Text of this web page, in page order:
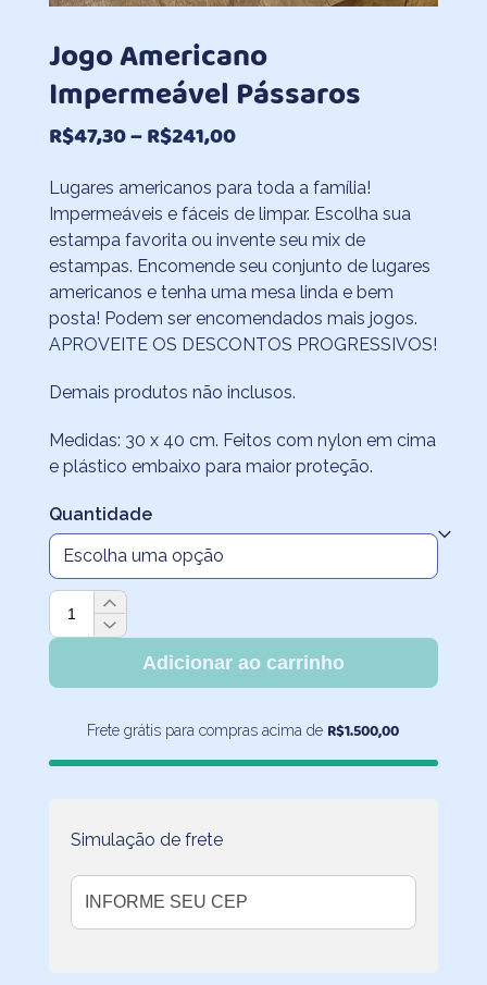
Jogo Americano
Impermeável Pássaros
R$47,30–R$241,00Faixa
preço:
R$47,30
através
R$241,00
Lugares americanos para toda a família!
Impermeáveis e fáceis de limpar. Escolha sua
estampa favorita ou invente seu mix de
estampas. Encomende seu conjunto de lugares
americanos e tenha uma mesa linda e bem
posta! Podem ser encomendados mais jogos.
APROVEITE OS DESCONTOS PROGRESSIVOS!
Demais produtos não inclusos.
Medidas: 30 x 40 cm. Feitos com nylon em cima
e plástico embaixo para maior proteção.
Quantidade
Jogo
Americano
Impermeável
Pássaros
Adicionar ao carrinho
Frete grátis para compras acima de R$1.500,00
Simulação de frete